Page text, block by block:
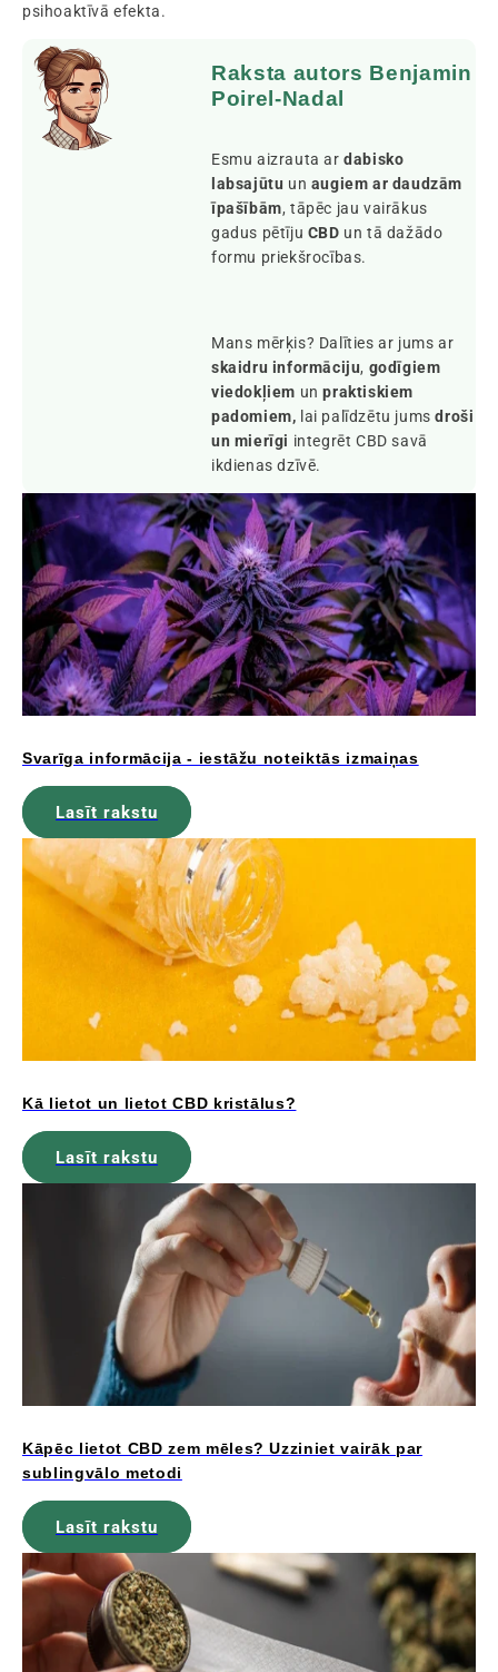
psihoaktīvā efekta.
Raksta autors Benjamin
Poirel-Nadal
Esmu aizrauta ardabisko
labsajūtu un augiem ar daudzām
īpašībām, tāpēc jau vairākus
gadus pētīju CBD un tā dažādo
formu priekšrocības.
Mans mērķis? Dalīties ar jums ar
skaidru informāciju, godīgiem
viedokļiem unpraktiskiem
padomiem, lai palīdzētu jumsdroši
un mierīgi integrēt CBD savā
ikdienas dzīvē.
Svarīga informācija - iestāžu noteiktās izmaiņas
Lasīt rakstu
Kā lietot un lietot CBD kristālus?
Lasīt rakstu
Kāpēc lietot CBD zem mēles? Uzziniet vairāk par
sublingvālo metodi
Lasīt rakstu